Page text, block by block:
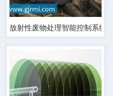
放射性废物处理智能控制系统